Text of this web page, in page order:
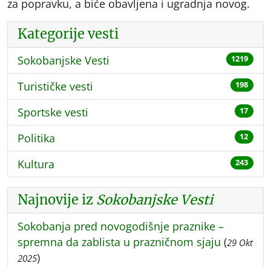
za popravku, a biće obavljena i ugradnja novog.
Kategorije vesti
Sokobanjske Vesti 1219
Turističke vesti 198
Sportske vesti 17
Politika 12
Kultura 243
Najnovije iz Sokobanjske Vesti
Sokobanja pred novogodišnje praznike –
spremna da zablista u prazničnom sjaju (29 Okt
2025)